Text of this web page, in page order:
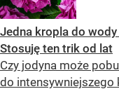
Jedna kropla do
Stosuję ten trik od lat
Czy jodyna może
do intensywniejszego